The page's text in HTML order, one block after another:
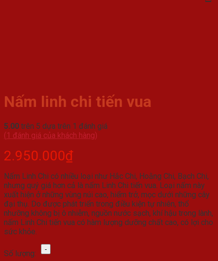
Nấm linh chi tiến vua
5.00 trên 5 dựa trên 1 đánh giá
(1 đánh giá của khách hàng)
2.950.000₫
Nấm Linh Chi có nhiều loại như Hắc Chi, Hoằng Chi, Bạch Chi,
nhưng quý giá hơn cả là nấm Linh Chi tiến vua. Loại nấm này
xuất hiện ở những vùng núi cao, hiểm trở, mọc dưới những cây
đại thụ. Do được phát triển trong điều kiện tự nhiên, thổ
nhưỡng không bị ô nhiễm, nguồn nước sạch, khí hậu trong lành,
nấm Linh Chi tiến vua có hàm lượng dưỡng chất cao, có lợi cho
sức khỏe.
Số lượng:
Nấm